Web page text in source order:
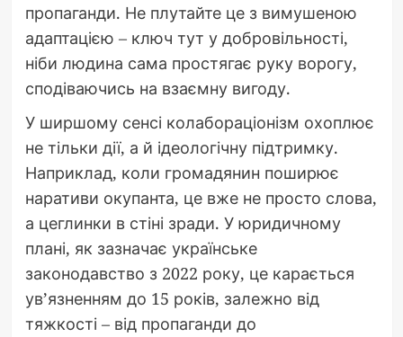
пропаганди. Не плутайте це з вимушеною
адаптацією – ключ тут у добровільності,
ніби людина сама простягає руку ворогу,
сподіваючись на взаємну вигоду.
У ширшому сенсі колабораціонізм охоплює
не тільки дії, а й ідеологічну підтримку.
Наприклад, коли громадянин поширює
наративи окупанта, це вже не просто слова,
а цеглинки в стіні зради. У юридичному
плані, як зазначає українське
законодавство з 2022 року, це карається
ув’язненням до 15 років, залежно від
тяжкості – від пропаганди до